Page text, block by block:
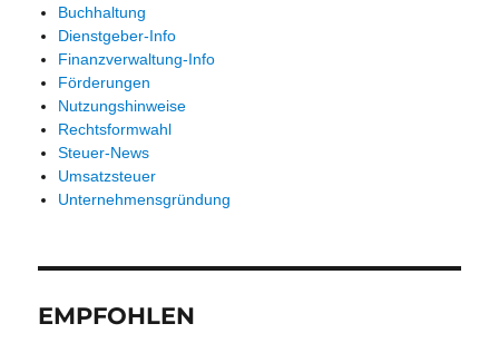
Buchhaltung
Dienstgeber-Info
Finanzverwaltung-Info
Förderungen
Nutzungshinweise
Rechtsformwahl
Steuer-News
Umsatzsteuer
Unternehmensgründung
EMPFOHLEN